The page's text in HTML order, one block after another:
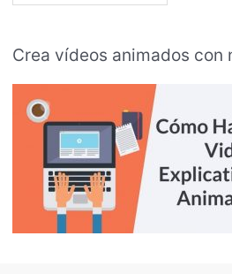
Crea vídeos animados con